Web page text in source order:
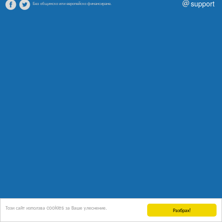
Разбрах!
Този сайт използва cookies за Ваше улеснение.
Без общинско или европейско финансиране. support